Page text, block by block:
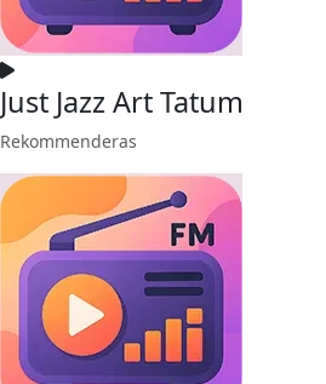
Just Jazz Art Tatum
Rekommenderas